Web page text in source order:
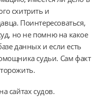
схитрить и
Поинтересоваться,
но не помню на какое
данных и если есть
судьи. Сам факт
сайтах судов.